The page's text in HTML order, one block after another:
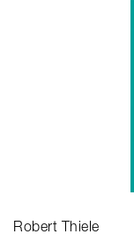
Robert Thiele